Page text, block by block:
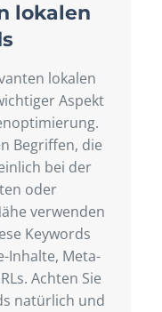
lokalen
lokalen
Aspekt
Begriffen, die
bei der
oder
verwenden
Keywords
Inhalte, Meta-
Achten Sie
natürlich und